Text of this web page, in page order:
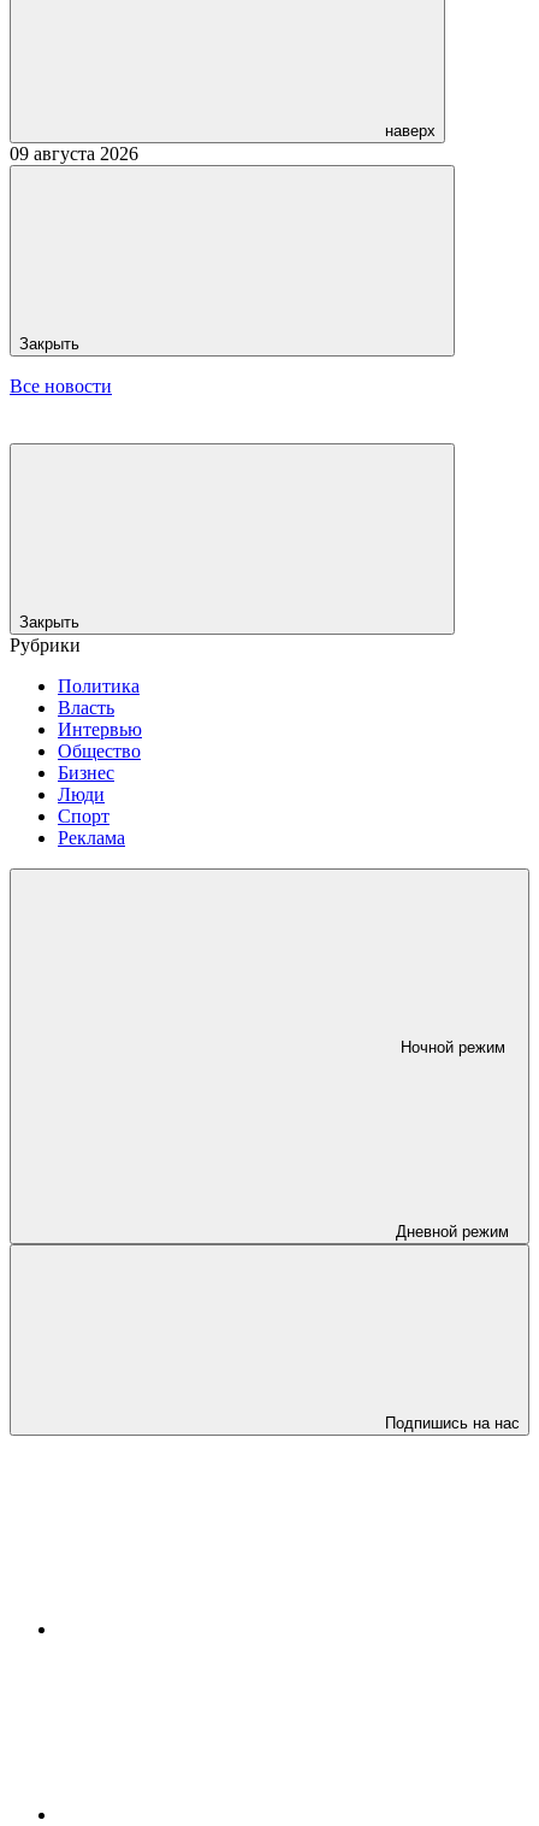
наверх
09 августа 2026
Закрыть
Все новости
Закрыть
Рубрики
Политика
Власть
Интервью
Общество
Бизнес
Люди
Спорт
Реклама
Ночной режим
Дневной режим
Подпишись на нас